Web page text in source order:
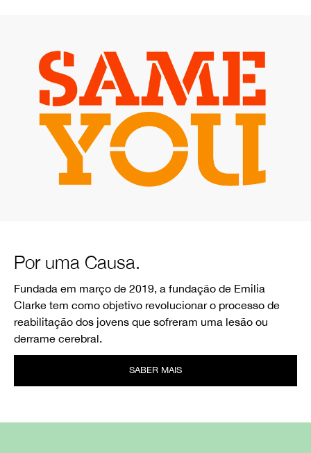
Por uma Causa.
Fundada em março de 2019, a fundação de Emilia
Clarke tem como objetivo revolucionar o processo de
reabilitação dos jovens que sofreram uma lesão ou
derrame cerebral.
SABER MAIS